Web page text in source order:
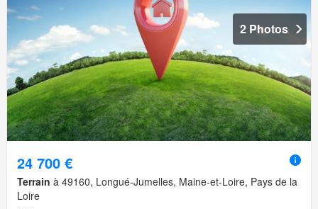
2 Photos
24 700 €
Terrain à 49160, Longué-Jumelles, Maine-et-Loire, Pays de la
Loire